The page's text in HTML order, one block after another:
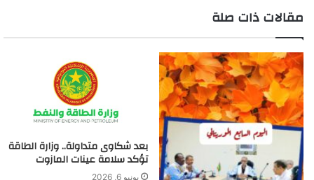
مقالات ذات صلة
بعد شكاوى متداولة.. وزارة الطاقة
تؤكد سلامة عينات المازوت
يونيو 6, 2026